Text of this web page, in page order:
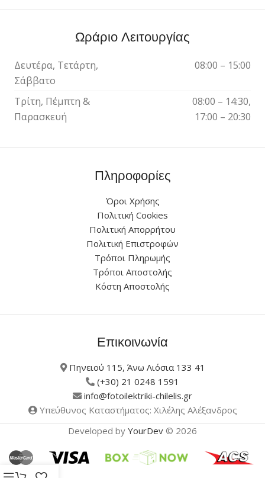
Ωράριο Λειτουργίας
Δευτέρα, Τετάρτη,
Σάββατο
08:00 – 15:00
Τρίτη, Πέμπτη &
Παρασκευή
08:00 – 14:30,
17:00 – 20:30
Πληροφορίες
Όροι Χρήσης
Πολιτική Cookies
Πολιτική Απορρήτου
Πολιτική Επιστροφών
Τρόποι Πληρωμής
Τρόποι Αποστολής
Κόστη Αποστολής
Επικοινωνία
Πηνειού 115, Άνω Λιόσια 133 41
(+30) 21 0248 1591
info@fotoilektriki-chilelis.gr
Υπεύθυνος Καταστήματος: Χιλέλης Αλέξανδρος
Developed by YourDev © 2026